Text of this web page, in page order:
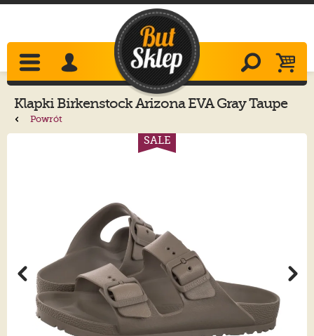
Klapki BirkenstockArizona EVA Gray Taupe
1030466
Powrót
SALE